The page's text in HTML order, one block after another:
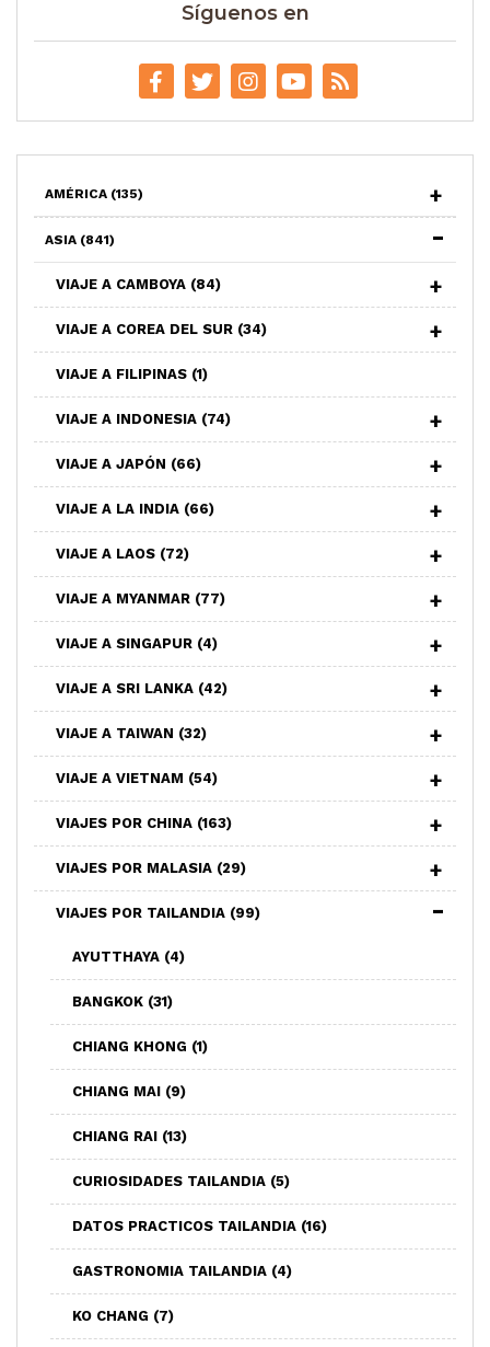
Síguenos en
AMÉRICA (135)
ASIA (841)
VIAJE A CAMBOYA (84)
VIAJE A COREA DEL SUR (34)
VIAJE A FILIPINAS (1)
VIAJE A INDONESIA (74)
VIAJE A JAPÓN (66)
VIAJE A LA INDIA (66)
VIAJE A LAOS (72)
VIAJE A MYANMAR (77)
VIAJE A SINGAPUR (4)
VIAJE A SRI LANKA (42)
VIAJE A TAIWAN (32)
VIAJE A VIETNAM (54)
VIAJES POR CHINA (163)
VIAJES POR MALASIA (29)
VIAJES POR TAILANDIA (99)
AYUTTHAYA (4)
BANGKOK (31)
CHIANG KHONG (1)
CHIANG MAI (9)
CHIANG RAI (13)
CURIOSIDADES TAILANDIA (5)
DATOS PRACTICOS TAILANDIA (16)
GASTRONOMIA TAILANDIA (4)
KO CHANG (7)